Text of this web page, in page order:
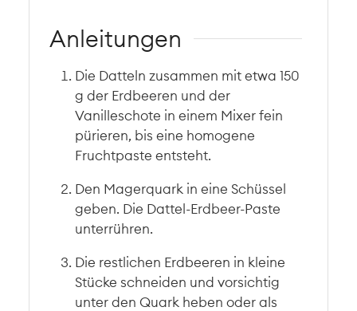
Anleitungen
Die Datteln zusammen mit etwa 150
g der Erdbeeren und der
Vanilleschote in einem Mixer fein
pürieren, bis eine homogene
Fruchtpaste entsteht.
Den Magerquark in eine Schüssel
geben. Die Dattel-Erdbeer-Paste
unterrühren.
Die restlichen Erdbeeren in kleine
Stücke schneiden und vorsichtig
unter den Quark heben oder als